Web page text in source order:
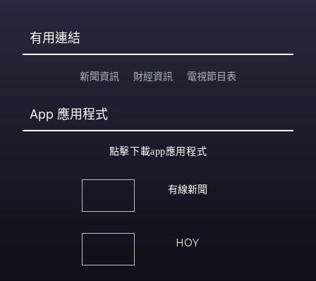
有用連結
新聞資訊 財經資訊 電視節目表
App 應用程式
點擊下載app應用程式
有線新聞
HOY